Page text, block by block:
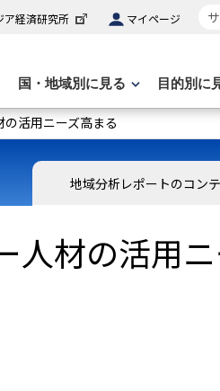
ア経済研究所 マイページ
国・地域別に見る 目的別に
活用ニーズ高まる
地域分析レポートのコン
人材の活用